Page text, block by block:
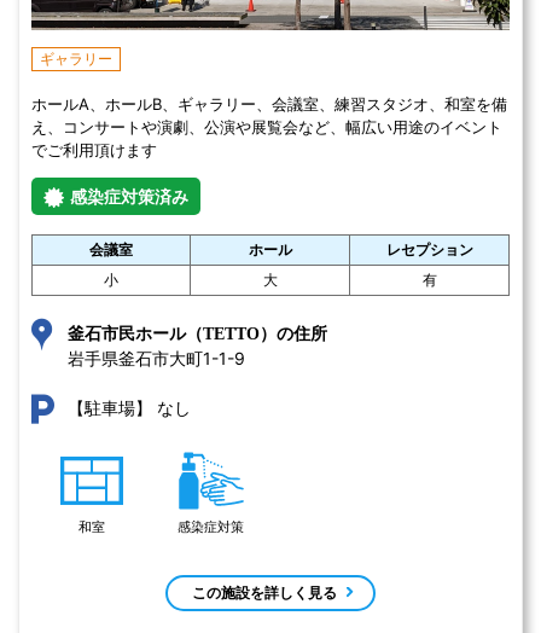
ギャラリー
ホールA、ホールB、ギャラリー、会議室、練習スタジオ、和室を備
え、コンサートや演劇、公演や展覧会など、幅広い用途のイベント
でご利用頂けます
感染症対策済み
会議室 ホール
レセプション
小
大 有
釜石市民ホール（TETTO）の住所
岩手県釜石市大町1-1-9
【駐車場】 なし
和室 感染症対策
この施設を詳しく見る